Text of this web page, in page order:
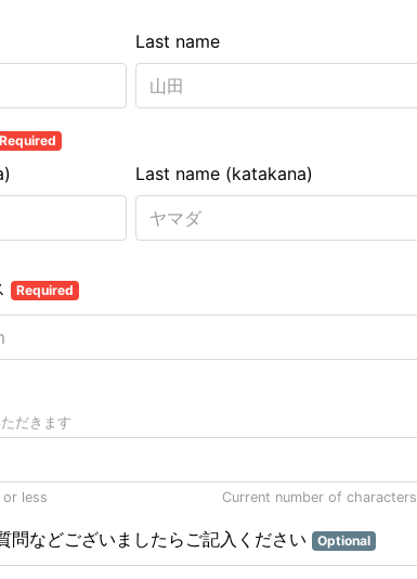
Last name
Required
Last name (katakana)
Required
だきます
less Current number of characters
問などございましたらご記入ください Optional